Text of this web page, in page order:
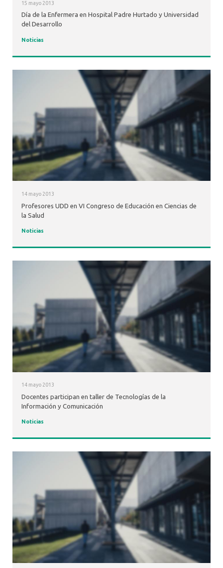
15 mayo 2013
Día de la Enfermera en Hospital Padre Hurtado y Universidad
del Desarrollo
Noticias
14 mayo 2013
Profesores UDD en VI Congreso de Educación en Ciencias de
la Salud
Noticias
14 mayo 2013
Docentes participan en taller de Tecnologías de la
Información y Comunicación
Noticias